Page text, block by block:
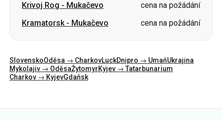
SlovenskoOděsa → CharkovLuck Dnipro → Umaň Ukrajina
Charkov → KyjevGdaňsk
Kategorie